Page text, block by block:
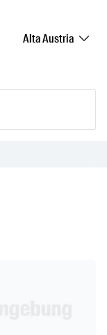
Alta Austria